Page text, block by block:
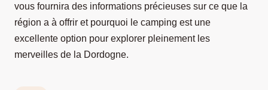
vous fournira des informations précieuses sur ce que la
région a à offrir et pourquoi le camping est une
excellente option pour explorer pleinement les
merveilles de la Dordogne.